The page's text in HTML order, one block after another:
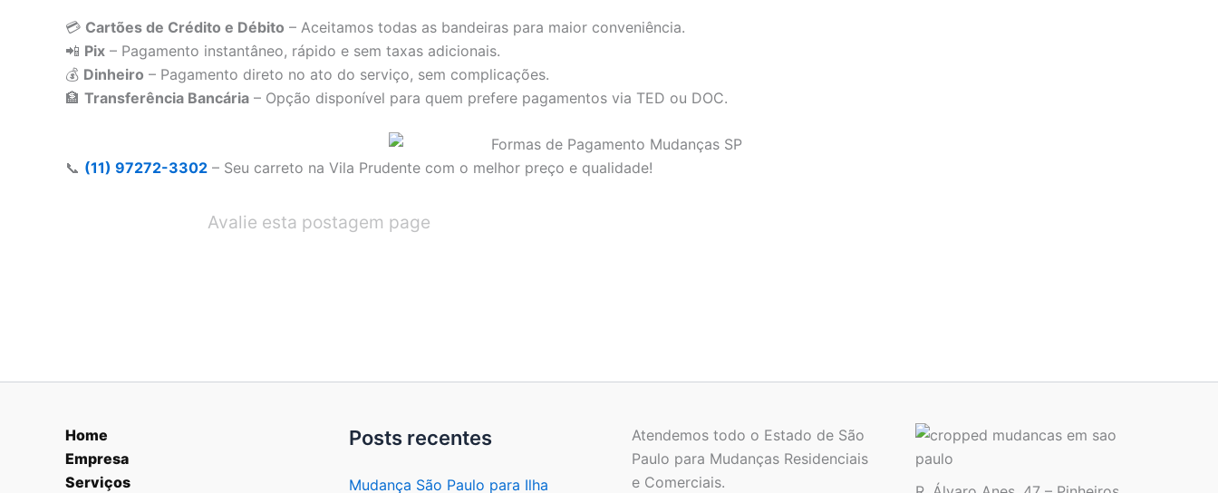
💳 Cartões de Crédito e Débito – Aceitamos todas as bandeiras para maior conveniência.
📲 Pix – Pagamento instantâneo, rápido e sem taxas adicionais.
💰 Dinheiro – Pagamento direto no ato do serviço, sem complicações.
🏦 Transferência Bancária – Opção disponível para quem prefere pagamentos via TED ou DOC.
📞 (11) 97272-3302 – Seu carreto na Vila Prudente com o melhor preço e qualidade!
Avalie esta postagem page
Home
Empresa
Serviços
Posts recentes
Mudança São Paulo para Ilha
Atendemos todo o Estado de São
Paulo para Mudanças Residenciais
e Comerciais.